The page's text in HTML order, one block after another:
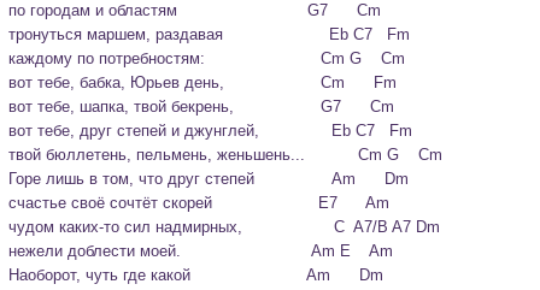
по городам и областям                           G7      Cm
тронуться маршем, раздавая                      Eb C7   Fm
каждому по потребностям:                        Cm G    Cm
вот тебе, бабка, Юрьев день,                    Cm      Fm
вот тебе, шапка, твой бекрень,                  G7      Cm
вот тебе, друг степей и джунглей,               Eb C7   Fm
твой бюллетень, пельмень, женьшень...           Cm G    Cm
Горе лишь в том, что друг степей                Am      Dm
счастье своё сочтёт скорей                      E7      Am
чудом каких-то сил надмирных,                   C  A7/B A7 Dm
нежели доблести моей.                           Am E    Am
Наоборот, чуть где какой                        Am      Dm